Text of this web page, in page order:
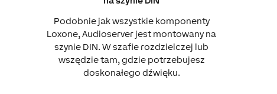
Podobnie jak wszystkie komponenty
Loxone, Audioserver jest montowany na
szynie DIN. W szafie rozdzielczej lub
wszędzie tam, gdzie potrzebujesz
doskonałego dźwięku.